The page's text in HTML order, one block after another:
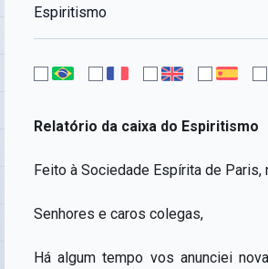
Espiritismo
Relatório da caixa do Espiritismo
Feito à Sociedade Espírita de Paris,
Senhores e caros colegas,
Há algum tempo vos anunciei